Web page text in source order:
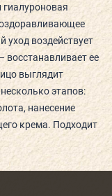
уход воздействует
ее
выглядит
этапов:
нанесение
крема. Подходит